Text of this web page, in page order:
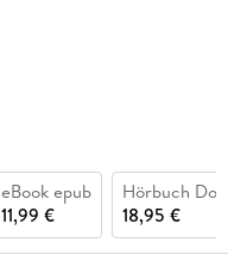
eBook epub
11,99 €
Hörbuch
18,95 €